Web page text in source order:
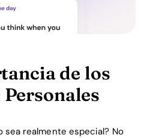
de los
Personales
sea realmente especial? No